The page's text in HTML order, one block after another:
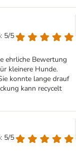
5/5
ehrliche Bewertung
kleinere Hunde.
konnte lange drauf
kann recycelt
5/5